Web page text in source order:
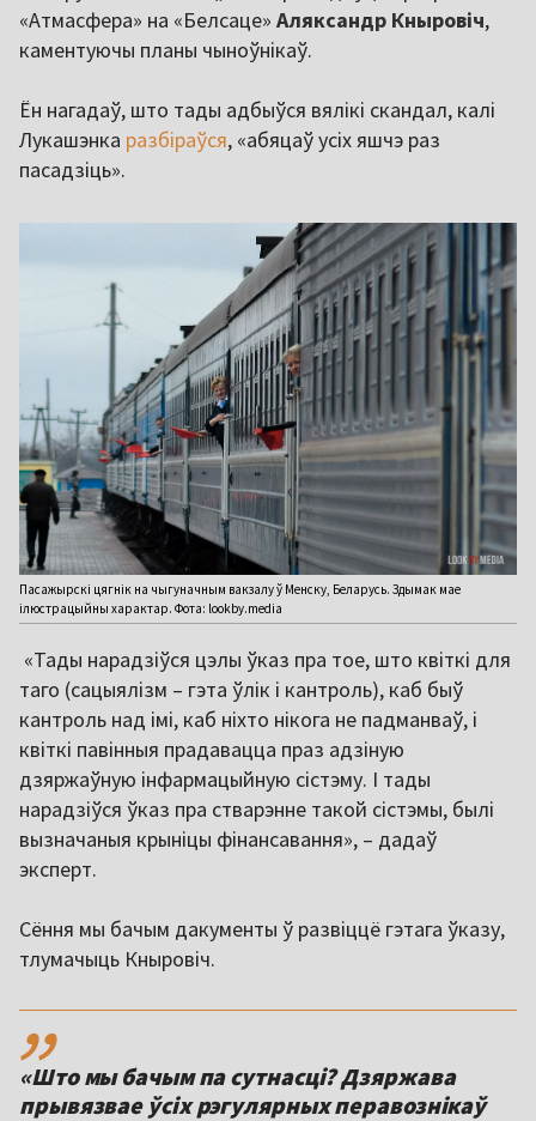
«Атмасфера» на «Белсаце» Аляксандр Кныровіч,
каментуючы планы чыноўнікаў.
Ён нагадаў, што тады адбыўся вялікі скандал, калі
Лукашэнка разбіраўся, «абяцаў усіх яшчэ раз
пасадзіць».
Пасажырскі цягнік на чыгуначным вакзалу ў Менску, Беларусь. Здымак мае
ілюстрацыйны характар. Фота: lookby.media
«Тады нарадзіўся цэлы ўказ пра тое, што квіткі для
таго (сацыялізм – гэта ўлік і кантроль), каб быў
кантроль над імі, каб ніхто нікога не падманваў, і
квіткі павінныя прадавацца праз адзіную
дзяржаўную інфармацыйную сістэму. І тады
нарадзіўся ўказ пра стварэнне такой сістэмы, былі
вызначаныя крыніцы фінансавання», – дадаў
эксперт.
Сёння мы бачым дакументы ў развіццё гэтага ўказу,
тлумачыць Кныровіч.
,,
«Што мы бачым па сутнасці? Дзяржава
прывязвае ўсіх рэгулярных перавознікаў